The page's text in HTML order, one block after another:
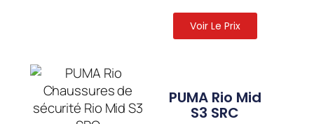
Voir Le Prix
PUMA Rio Mid
S3 SRC